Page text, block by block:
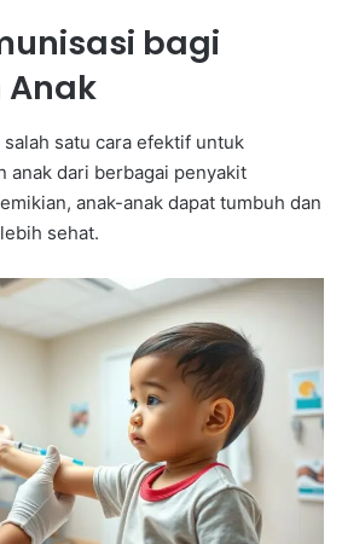
bagi
Anak
satu cara efektif untuk
anak dari berbagai penyakit
anak-anak dapat tumbuh dan
sehat.